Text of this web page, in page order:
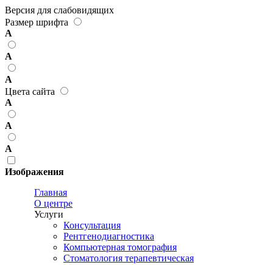
Версия для слабовидящих
Размер шрифта
А
А
А
Цвета сайта
А
А
А
Изображения
Главная
О центре
Услуги
Консультация
Рентгенодиагностика
Компьютерная томография
Стоматология терапевтическая